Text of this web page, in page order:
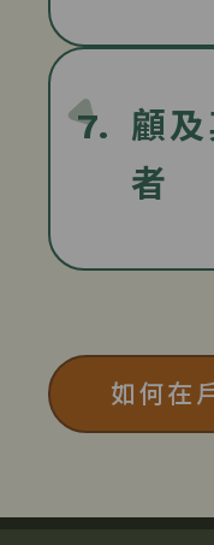
7.
顧
者
如何在